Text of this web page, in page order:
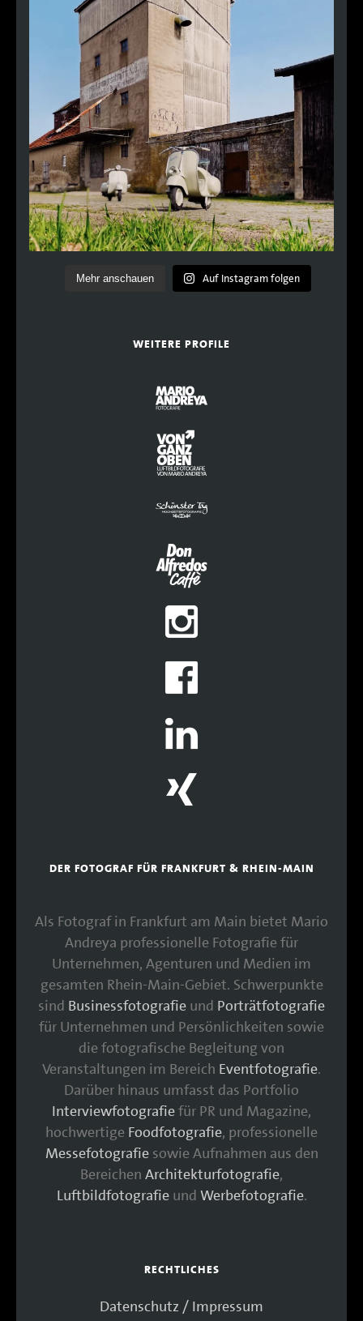
Mehr anschauen Auf Instagram folgen
WEITERE PROFILE
DER FOTOGRAF FÜR FRANKFURT & RHEIN-MAIN
Als Fotograf in Frankfurt am Main bietet Mario
Andreya professionelle Fotografie für
Unternehmen, Agenturen und Medien im
gesamten Rhein-Main-Gebiet. Schwerpunkte
sind Businessfotografie und Porträtfotografie
für Unternehmen und Persönlichkeiten sowie
die fotografische Begleitung von
Veranstaltungen im Bereich Eventfotografie.
Darüber hinaus umfasst das Portfolio
Interviewfotografiefür PR und Magazine,
hochwertige Foodfotografie, professionelle
Messefotografiesowie Aufnahmen aus den
Bereichen Architekturfotografie,
Luftbildfotografieund Werbefotografie.
RECHTLICHES
Datenschutz / Impressum